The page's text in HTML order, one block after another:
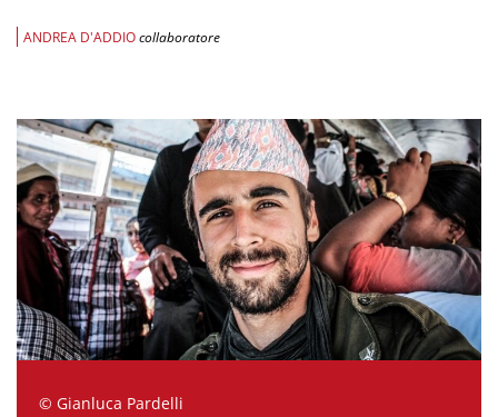
ANDREA D'ADDIOcollaboratore
© Gianluca Pardelli